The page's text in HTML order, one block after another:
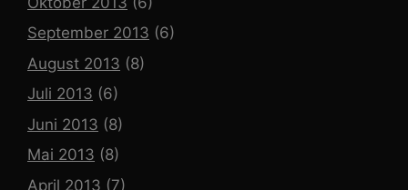
September 2013 (6)
August 2013 (8)
Juli 2013 (6)
Juni 2013 (8)
Mai 2013 (8)
April 2013 (7)